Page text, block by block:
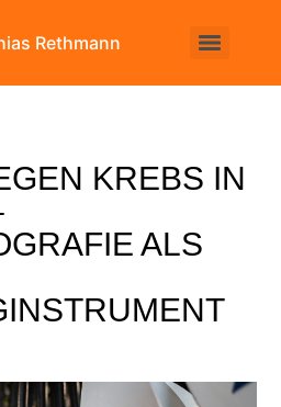
Rethmann
KREBS IN
ALS